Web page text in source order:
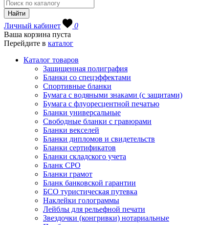
Личный кабинет
0
Ваша корзина пуста
Перейдите в каталог
Каталог товаров
Защищенная полиграфия
Бланки со спецэффектами
Спортивные бланки
Бумага с водяными знаками (с защитами)
Бумага с флуоресцентной печатью
Бланки универсальные
Свободные бланки с гравюрами
Бланки векселей
Бланки дипломов и свидетельств
Бланки сертификатов
Бланки складского учета
Бланк СРО
Бланки грамот
Бланк банковской гарантии
БСО туристическая путевка
Наклейки голограммы
Лейблы для рельефной печати
Звездочки (конгривки) нотариальные